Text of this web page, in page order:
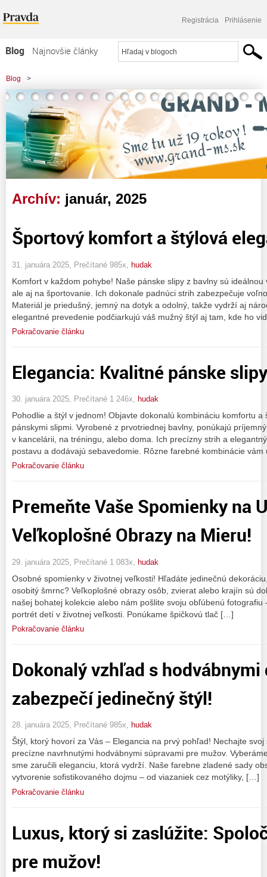
Registrácia Prihlásenie
Blog
Najnovšie články
Najčítanejšie články
Najkomentovanejšie články
Zoznam blogov
Komerčné blogy
Blog >
Archív: január, 2025
Športový komfort a štýlová
31. januára 2025, Prečítané 985x, hudak
Komfort v každom pohybe! Naše pánske slipy z bavlny sú
ale aj na športovanie. Ich dokonale padnúci strih zabezpečuje
Materiál je priedušný, jemný na dotyk a odolný, takže vydrží aj
elegantné prevedenie podčiarkujú váš mužný štýl aj tam, kde ho
Pokračovanie článku
Elegancia: Kvalitné pánske
30. januára 2025, Prečítané 1 246x, hudak
Pohodlie a štýl v jednom! Objavte dokonalú kombináciu komfortu a
pánskymi slipmi. Vyrobené z prvotriednej bavlny, ponúkajú
v kancelárii, na tréningu, alebo doma. Ich precízny strih a
postavu a dodávajú sebavedomie. Rôzne farebné kombinácie
Pokračovanie článku
Premeňte Vaše Spomienky na
Veľkoplošné Obrazy na Mieru!
29. januára 2025, Prečítané 1 083x, hudak
Osobné spomienky v životnej veľkosti! Hľadáte jedinečnú
osobitý šmrnc? Veľkoplošné obrazy osôb, zvierat alebo krajín sú
našej bohatej kolekcie alebo nám pošlite svoju obľúbenú
portrét detí v životnej veľkosti. Ponúkame špičkovú tlač […]
Pokračovanie článku
Dokonalý vzhľad s
zabezpečí jedinečný štýl!
28. januára 2025, Prečítané 985x, hudak
Štýl, ktorý hovorí za Vás – Elegancia na prvý pohľad! Nechajte
precízne navrhnutými hodvábnymi súpravami pre mužov.
sme zaručili eleganciu, ktorá vydrží. Naše farebne zladené sady
vytvorenie sofistikovaného dojmu – od viazaniek cez motýliky, […]
Pokračovanie článku
Luxus, ktorý si zaslúžite:
pre mužov!